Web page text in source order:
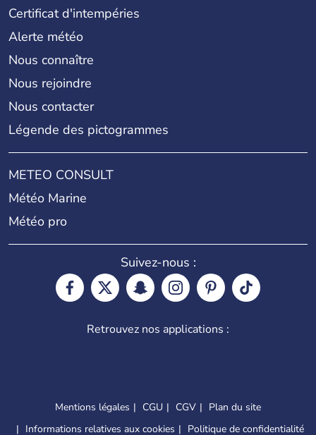
Certificat d'intempéries
Alerte météo
Nous connaître
Nous rejoindre
Nous contacter
Légende des pictogrammes
METEO CONSULT
Météo Marine
Météo pro
Suivez-nous :
Retrouvez nos applications :
Mentions légales CGU CGV
Plan du site
Informations relatives aux cookies
Politique de confidentialité